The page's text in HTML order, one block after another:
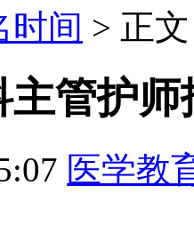
时间 > 正文
主管护
医学教